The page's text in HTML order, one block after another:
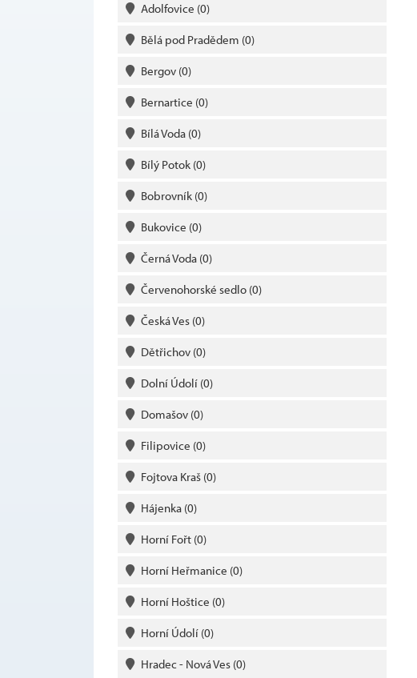
Adolfovice (0)
Bělá pod Pradědem (0)
Bergov (0)
Bernartice (0)
Bílá Voda (0)
Bílý Potok (0)
Bobrovník (0)
Bukovice (0)
Černá Voda (0)
Červenohorské sedlo (0)
Česká Ves (0)
Dětřichov (0)
Dolní Údolí (0)
Domašov (0)
Filipovice (0)
Fojtova Kraš (0)
Hájenka (0)
Horní Fořt (0)
Horní Heřmanice (0)
Horní Hoštice (0)
Horní Údolí (0)
Hradec - Nová Ves (0)